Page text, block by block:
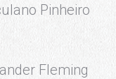
Pinheiro
Fleming